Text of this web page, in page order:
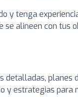
y tenga
se alineen con
detalladas,
y estrategias